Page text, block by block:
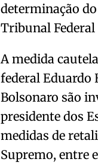
determinação
Tribunal Federal
A medida
federal Eduardo
Bolsonaro são
presidente dos
medidas de
Supremo, entre